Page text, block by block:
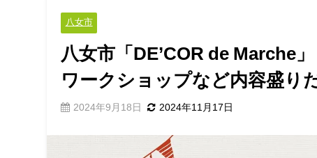
八女市
八女市「DE’COR de
ワークショップなど内容盛り
2024年9月18日 2024年11月17日